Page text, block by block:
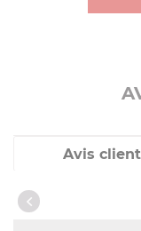
Avis client